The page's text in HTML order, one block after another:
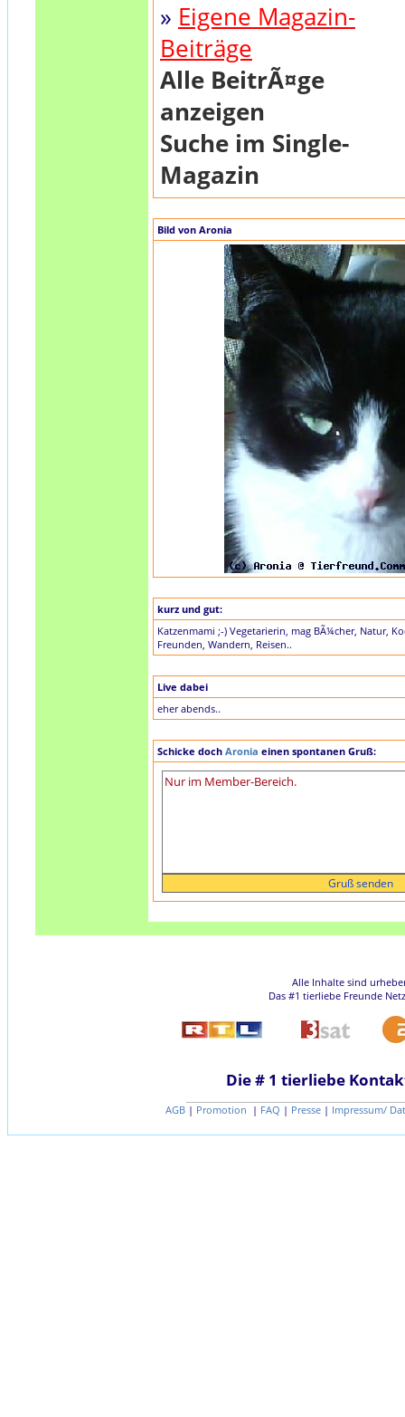
» Eigene Magazin-
Beiträge
Alle BeitrÃ¤ge
anzeigen
Suche im Single-
Magazin
Bild von Aronia
kurz und gut:
Katzenmami ;-) Vegetarierin, mag BÃ¼cher, Natur,
Freunden, Wandern, Reisen..
Live dabei
eher abends..
Schicke doch Aronia einen spontanen Gruß:
Alle Inhalte sind
Das #1 tierliebe Freunde
Die # 1 tierliebe
AGB | Promotion | FAQ | Presse | Impressum/